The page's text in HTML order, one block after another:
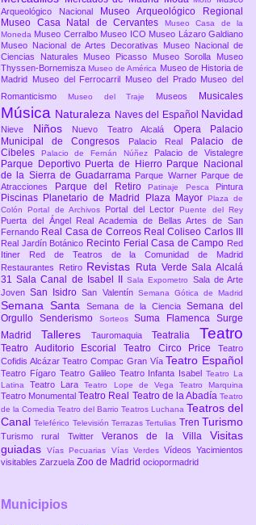
Arqueológico Nacional
Museo Arqueológico Regional
Museo Casa Natal de Cervantes
Museo Casa de la
Moneda Museo Cerralbo Museo ICO Museo Lázaro Galdiano
Museo Nacional de Artes Decorativas Museo Nacional de
Ciencias Naturales Museo Picasso Museo Sorolla Museo
Thyssen-BornemiszaMuseo de América Museo de Historia de
Madrid
Museo del Ferrocarril Museo del Prado Museo del
Romanticismo
Museo del Traje Museos Musicales
Música Naturaleza Naves del Español Navidad
Nieve Niños Nuevo Teatro Alcalá Opera
Palacio
Municipal de Congresos
Palacio Real
Palacio de
Cibeles
Palacio de Fernán Núñez Palacio de Vistalegre
Parque Deportivo Puerta de Hierro Parque Nacional
de la Sierra de Guadarrama Parque Warner Parque de
Atracciones
Parque del Retiro Patinaje Pesca Pintura
Piscinas Planetario de Madrid Plaza Mayor
Plaza de
Colón Portal de Archivos Portal del LectorPuente del Rey
Puerta del Ángel
Real Academia de Bellas Artes de San
Fernando Real Casa de Correos Real Coliseo Carlos III
Real Jardín Botánico Recinto Ferial Casa de Campo Red
Itiner
Red de Teatros de la Comunidad de Madrid
Restaurantes
Retiro Revistas Ruta VerdeSala Alcalá
31Sala Canal de Isabel IISala Expometro Sala de Arte
JovenSan IsidroSan Valentín Semana Gótica de Madrid
Semana Santa Semana de la Ciencia Semana del
Orgullo Senderismo SorteosSuma FlamencaSurge
Madrid Talleres Tauromaquia Teatralia Teatro
Teatro Auditorio Escorial Teatro Circo Price Teatro
Cofidis AlcázarTeatro Compac Gran Vía Teatro Español
Teatro Fígaro Teatro Galileo Teatro Infanta IsabelTeatro La
Latina Teatro LaraTeatro Lope de Vega Teatro Marquina
Teatro Monumental Teatro Real Teatro de la Abadía Teatro
de la Comedia Teatro del Barrio Teatros Luchana Teatros del
CanalTeleférico TelevisiónTerrazasTertulias Tren Turismo
Turismo rural Twitter Veranos de la VillaVisitas
guiadasVías Pecuarias Vías Verdes VídeosYacimientos
visitables Zarzuela Zoo de Madrid ociopormadrid
Municipios